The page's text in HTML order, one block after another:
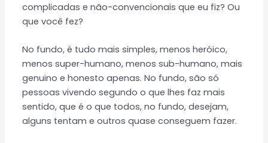
complicadas e não-convencionais que eu fiz? Ou
que você fez?
No fundo, é tudo mais simples, menos heróico,
menos super-humano, menos sub-humano, mais
genuino e honesto apenas. No fundo, são só
pessoas vivendo segundo o que lhes faz mais
sentido, que é o que todos, no fundo, desejam,
alguns tentam e outros quase conseguem fazer.